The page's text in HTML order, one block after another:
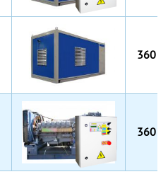
360
360